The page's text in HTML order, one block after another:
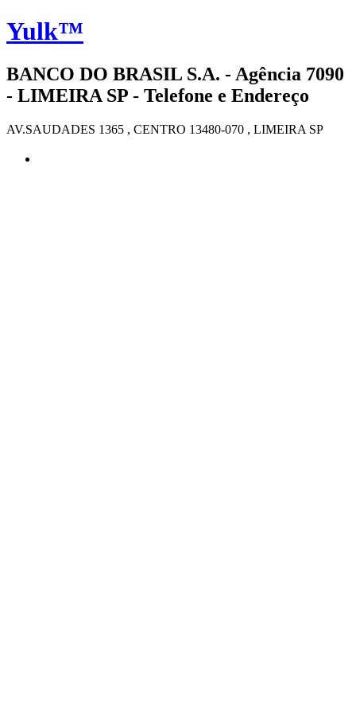
Yulk™
BANCO DO BRASIL S.A. - Agência 7090
- LIMEIRA SP - Telefone e Endereço
AV.SAUDADES 1365 , CENTRO 13480-070 , LIMEIRA SP